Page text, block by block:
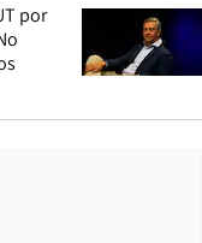
por